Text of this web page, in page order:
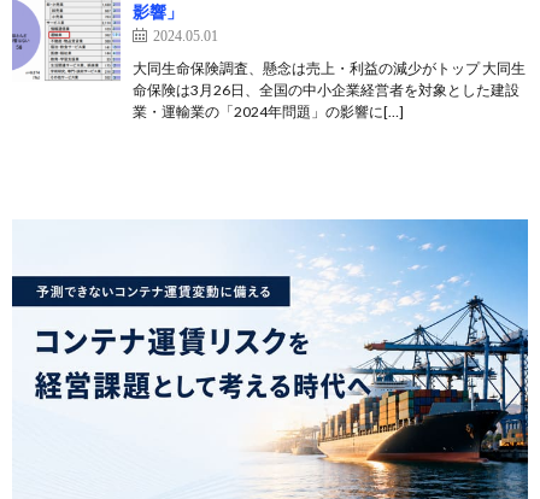
影響」
2024.05.01
大同生命保険調査、懸念は売上・利益の減少がトップ 大同生
命保険は3月26日、全国の中小企業経営者を対象とした建設
業・運輸業の「2024年問題」の影響に[…]